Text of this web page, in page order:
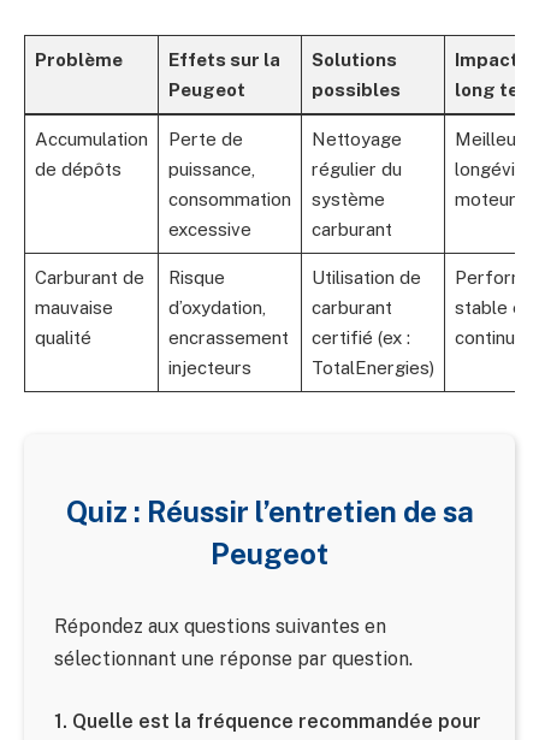
Problème
Effets sur la
Peugeot
Solutions
possibles
Impact à
long
Accumulation
de dépôts
Perte de
puissance,
consommation
excessive
Nettoyage
régulier du
système
carburant
Meilleure
longévité
moteur
Carburant de
mauvaise
qualité
Risque
d’oxydation,
encrassement
injecteurs
Utilisation de
carburant
certifié (ex :
TotalEnergies)
stable et
continue
Quiz : Réussir l’entretien de sa
Peugeot
Répondez aux questions suivantes en
sélectionnant une réponse par question.
1. Quelle est la fréquence recommandée pour